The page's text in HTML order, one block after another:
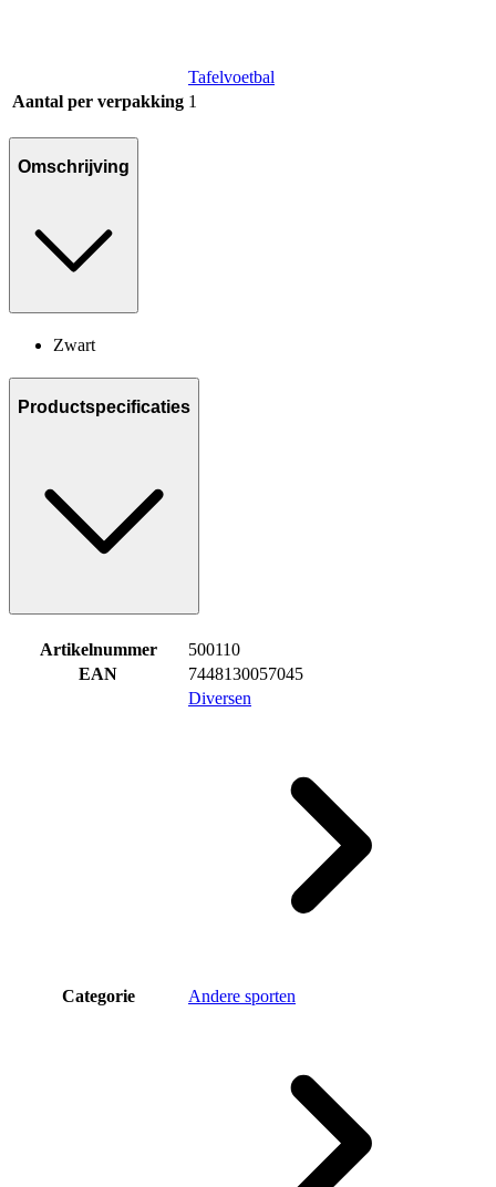
Tafelvoetbal
Aantal per verpakking 1
Omschrijving
Zwart
Productspecificaties
Artikelnummer
500110
EAN
7448130057045
Categorie
Diversen
Andere sporten